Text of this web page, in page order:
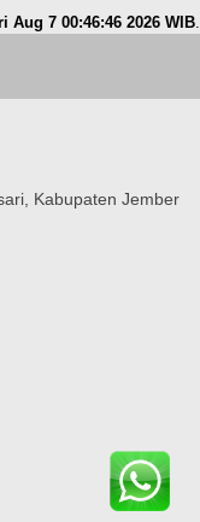
Aug 7 00:46:46 2026 WIB.
Kabupaten Jember